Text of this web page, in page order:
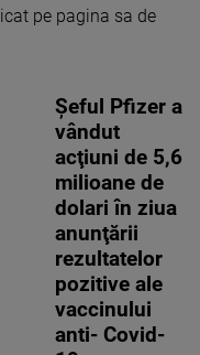
pe pagina sa de
Șeful Pfizer a
vândut
acţiuni de 5,6
milioane de
dolari în ziua
anunţării
rezultatelor
pozitive ale
vaccinului
anti- Covid-